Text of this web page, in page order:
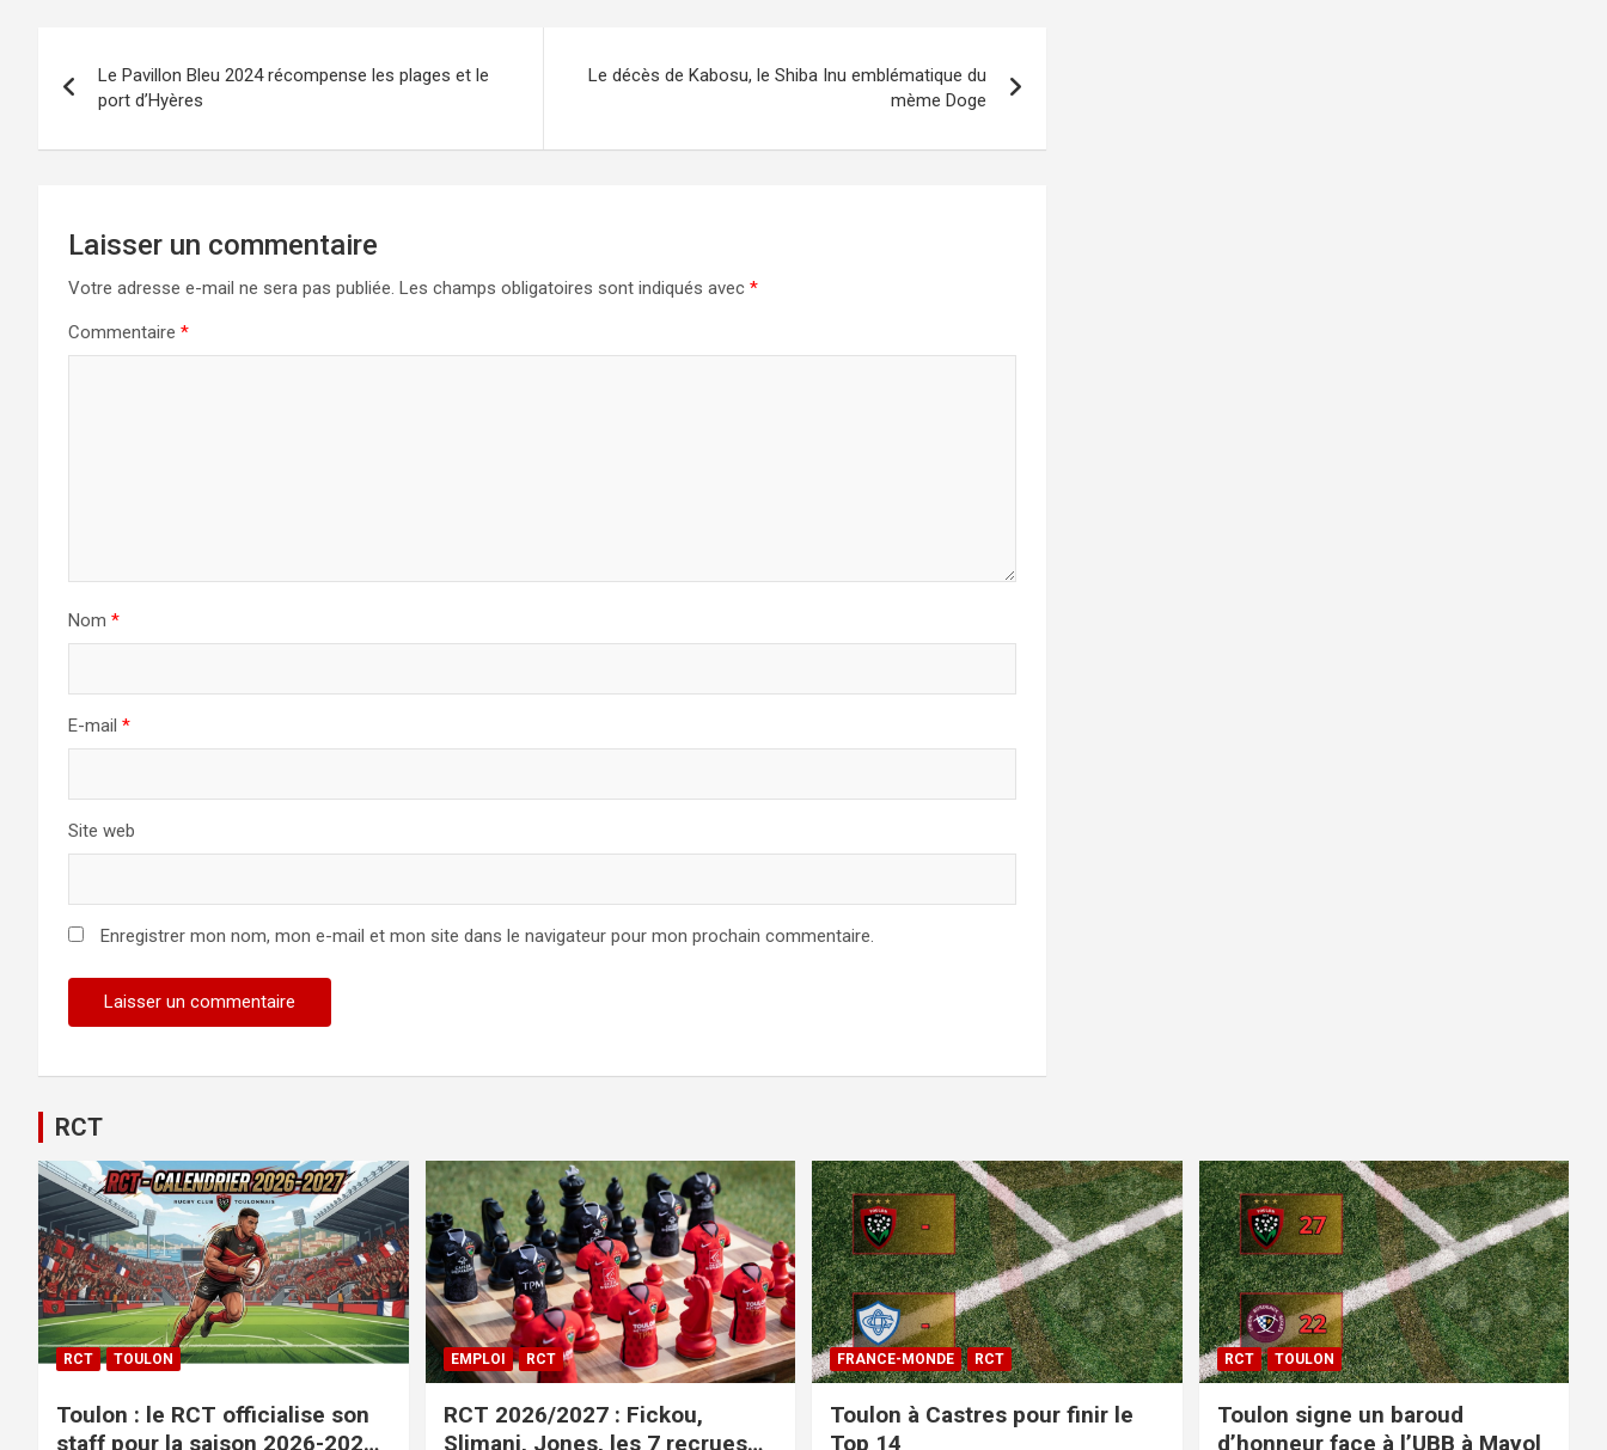
de
l’article
Le Pavillon Bleu 2024 récompense les plages et le
port d’Hyères
Le décès de Kabosu, le Shiba Inu emblématique du
mème Doge
Laisser un commentaire
Votre adresse e-mail ne sera pas publiée. Les champs obligatoires sont indiqués avec *
Commentaire *
Nom *
E-mail *
Site web
Enregistrer mon nom, mon e-mail et mon site dans le navigateur pour mon prochain commentaire.
RCT
RCT TOULON
Toulon : le RCT officialise son
staff pour la saison 2026-2027+
EMPLOI RCT
RCT 2026/2027 : Fickou,
Slimani, Jones, les 7 recrues
FRANCE-MONDE RCT
Toulon à Castres pour finir le
Top 14
RCT TOULON
Toulon signe un baroud
d’honneur face à l’UBB à Mayol